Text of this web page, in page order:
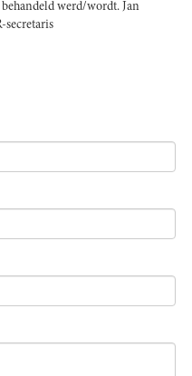
werd/wordt. Jan
secretaris